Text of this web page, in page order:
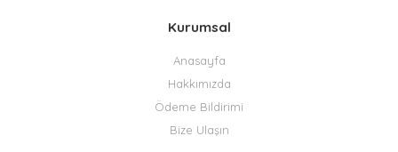
Kurumsal
Anasayfa
Hakkımızda
Ödeme Bildirimi
Bize Ulaşın